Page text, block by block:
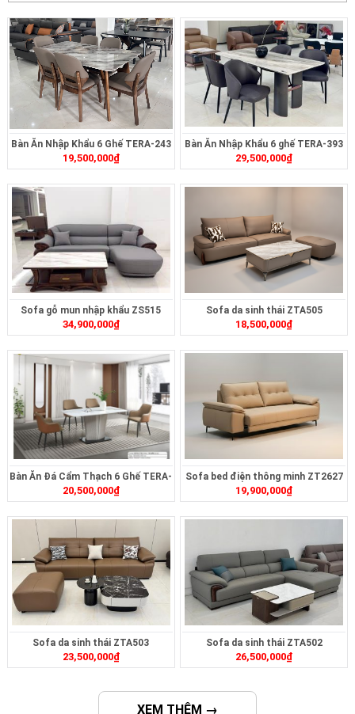
Bàn Ăn Nhập Khẩu 6 Ghế TERA-243
19,500,000₫
Bàn Ăn Nhập Khẩu 6 ghế TERA-393
29,500,000₫
Sofa gỗ mun nhập khẩu ZS515
34,900,000₫
Sofa da sinh thái ZTA505
18,500,000₫
Bàn Ăn Đá Cẩm Thạch 6 Ghế TERA-
MT2321
20,500,000₫
Sofa bed điện thông minh ZT2627
19,900,000₫
Sofa da sinh thái ZTA503
23,500,000₫
Sofa da sinh thái ZTA502
26,500,000₫
XEM THÊM →